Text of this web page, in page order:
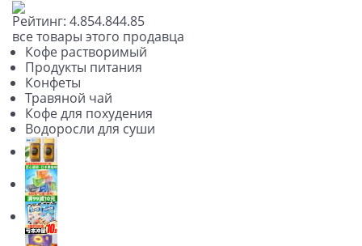
Рейтинг: 4.854.844.85
все товары этого продавца
Кофе растворимый
Продукты питания
Конфеты
Травяной чай
Кофе для похудения
Водоросли для суши